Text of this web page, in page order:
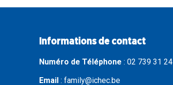
Informations de contact
Numéro de Téléphone : 02 739 31 24
Email : family@ichec.be